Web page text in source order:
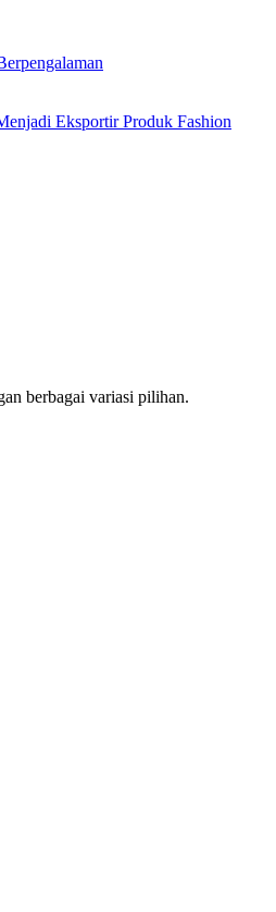
Eksportir Produk Fashion
berbagai variasi pilihan.